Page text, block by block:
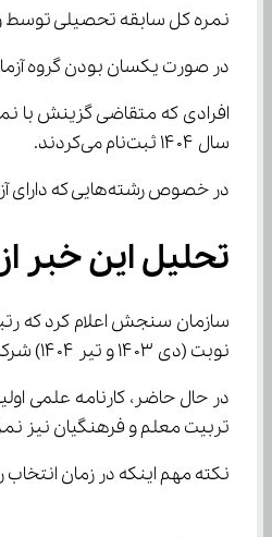
نمره کل سابقه تحصیلی توسط وزارت آموزش و پرورش محاسبه و ضمن
در صورت یکسان بودن گروه
سال ۱۴۰۴ ثبت‌نام می‌کردند.
در خصوص رشته‌هایی که دارای آزمون عملی هستند در زمان پرینت کارت آزمون نوبت دوم (تیرماه ۱۴۰۴) اطلاع‌رسانی لازم انجام خواهد شد.
تحلیل این خبر
نوبت (دی ۱۴۰۳ و تیر ۱۴۰۴) شرکت کرده‌اند، تا پایان تابستان باید منتظر بمانند تا کارنامه نهایی و قابل استناد برای انتخاب رشته در دسترس‌شان قرار گیرد.
تربیت معلم و فرهنگیان نیز
نکته مهم اینکه در زمان انتخاب